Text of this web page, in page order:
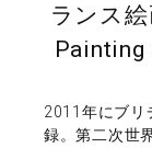
ランス
Painting
2011年にブリ
録。第二次世